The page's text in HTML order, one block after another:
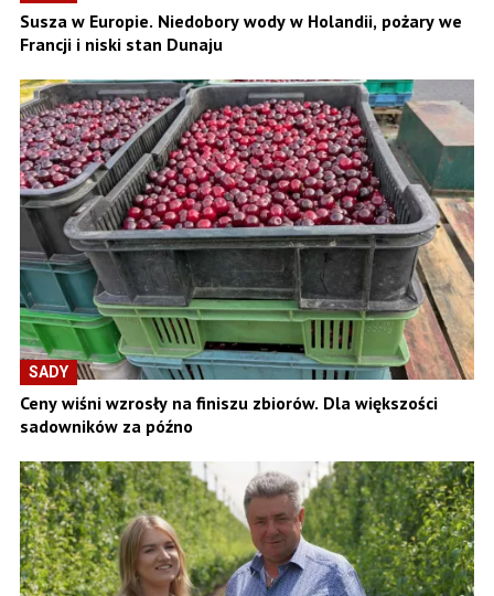
Susza w Europie. Niedobory wody w Holandii, pożary we
Francji i niski stan Dunaju
SADY
Ceny wiśni wzrosły na finiszu zbiorów. Dla większości
sadowników za późno